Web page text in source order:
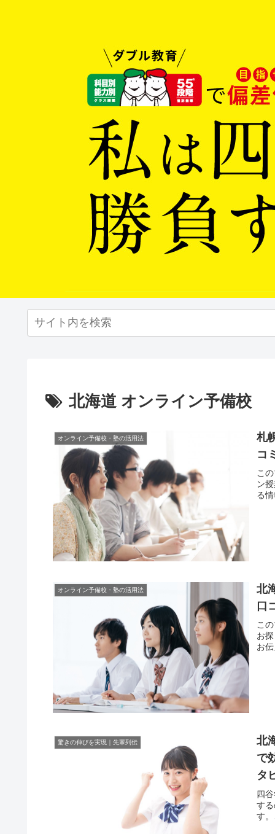
北海道 オンライン予備校
オンライン予備校・塾の活用法
札
コ
こ
ン
る
オンライン予備校・塾の活用法
北
口
こ
お
お
驚きの伸びを実現｜先輩列伝
北
で
タ
四
す
す